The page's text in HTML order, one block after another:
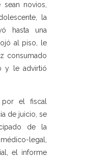
sean novios,
la
hasta una
al piso, le
consumado
y le advirtió
por el fiscal
de juicio, se
de la
legal,
el informe